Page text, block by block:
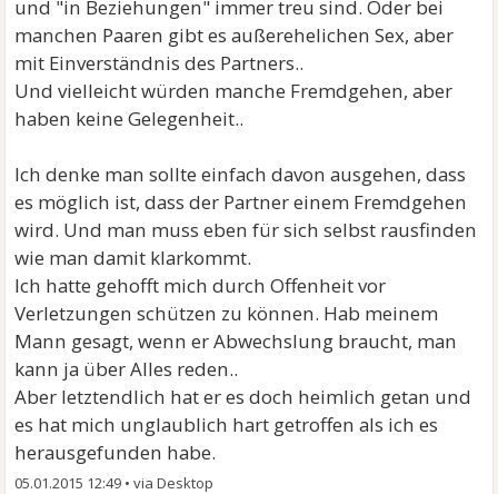
und "in Beziehungen" immer treu sind. Oder bei
manchen Paaren gibt es außerehelichen Sex, aber
mit Einverständnis des Partners..
Und vielleicht würden manche Fremdgehen, aber
haben keine Gelegenheit..
Ich denke man sollte einfach davon ausgehen, dass
es möglich ist, dass der Partner einem Fremdgehen
wird. Und man muss eben für sich selbst rausfinden
wie man damit klarkommt.
Ich hatte gehofft mich durch Offenheit vor
Verletzungen schützen zu können. Hab meinem
Mann gesagt, wenn er Abwechslung braucht, man
kann ja über Alles reden..
Aber letztendlich hat er es doch heimlich getan und
es hat mich unglaublich hart getroffen als ich es
herausgefunden habe.
05.01.2015 12:49 •